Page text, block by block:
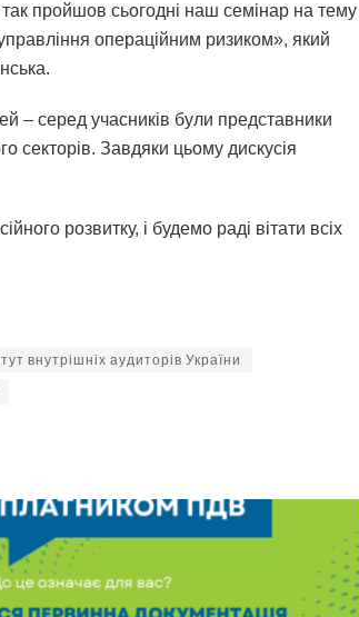
пройшов сьогодні наш семінар на тему
операційним ризиком», який
– серед учасників були представники
секторів. Завдяки цьому дискусія
розвитку, і будемо раді вітати всіх
внутрішніх аудиторів України